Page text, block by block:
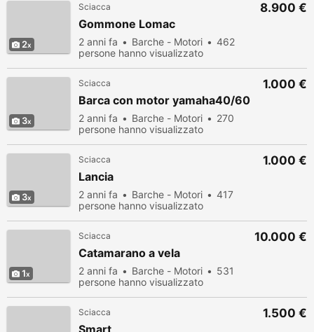
2
Sciacca
Gommone Lomac
2 anni fa Barche - Motori
462
persone hanno visualizzato
8.900 €
3
Sciacca
Barca con motor yamaha40/60
2 anni fa Barche - Motori
270
persone hanno visualizzato
1.000 €
3
Sciacca
Lancia
2 anni fa Barche - Motori
417
persone hanno visualizzato
1.000 €
1
Sciacca
Catamarano a vela
2 anni fa Barche - Motori
531
persone hanno visualizzato
10.000 €
Sciacca
Smart
1.500 €